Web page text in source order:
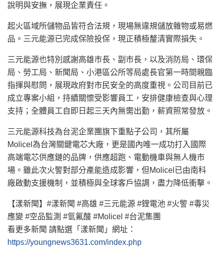
說明與安撫，展現企業責任。
起火區域所儲物品皆符合法規，現場無違規儲放雜物或易燃
品。三元能源已完成保險投保，現正積極釐清實際損失。
三元能源也特別感謝高雄市長、副市長，以及消防局、環保
局、勞工局、新聞局、小港區公所等局處長官第一時間親臨
指揮與慰問，展現政府對市民安全的高度重視。公司目前已
成立專案小組，持續關懷受影響員工，安排健康檢查與心理
支持；全體員工自即日起三天內無需出勤，薪資照常發放。
三元能源科技為台泥企業團旗下重點子公司，其所屬
Molicel為台灣關鍵電芯大廠，更是國內唯一成功打入國際
高端電芯供應鏈的品牌，供應超跑、電動機車與無人機市
場。雖此次火警對部分產能造成影響，但Molicel已由南科
廠啟動支援機制，並積極與全球客戶協調，盡力降低衝擊。
【漾新聞】#漾新聞 #高雄 #三元能源 #鋰電池 #火警 #毒災
應變 #空品監測 #氫氟酸 #Molicel #台泥集團
看更多新聞 請點選「漾新聞」網址：
https://youngnews3631.com/index.php